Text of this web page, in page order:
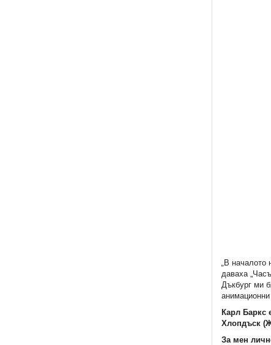
В началото
даваха
Дъкбург ми
анимационни
Карл Баркс
Хлопдъск
За мен